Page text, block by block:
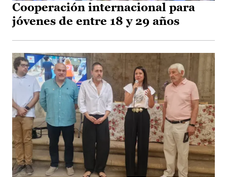
Cooperación internacional para
jóvenes de entre 18 y 29 años